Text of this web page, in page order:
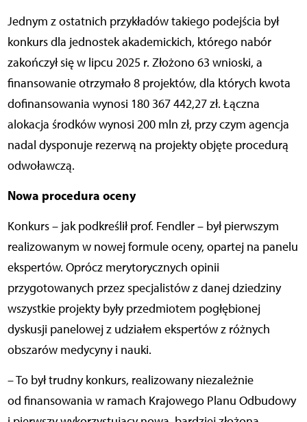
Jednym z ostatnich przykładów takiego podejścia był
konkurs dla jednostek akademickich, którego nabór
zakończył się w lipcu 2025 r. Złożono 63 wnioski, a
finansowanie otrzymało 8 projektów, dla których kwota
dofinansowania wynosi 180 367 442,27 zł. Łączna
alokacja środków wynosi 200 mln zł, przy czym agencja
nadal dysponuje rezerwą na projekty objęte procedurą
odwoławczą.
Nowa procedura oceny
Konkurs – jak podkreślił prof. Fendler – był pierwszym
realizowanym w nowej formule oceny, opartej na panelu
ekspertów. Oprócz merytorycznych opinii
przygotowanych przez specjalistów z danej dziedziny
wszystkie projekty były przedmiotem pogłębionej
dyskusji panelowej z udziałem ekspertów z różnych
obszarów medycyny i nauki.
– To był trudny konkurs, realizowany niezależnie
od finansowania w ramach Krajowego Planu Odbudowy